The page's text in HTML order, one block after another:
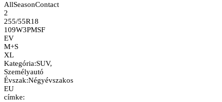
AllSeasonContact
2
255/55R18
109W3PMSF
EV
M+S
XL
Kategória:SUV,
Személyautó
Évszak:Négyévszakos
EU
címke: